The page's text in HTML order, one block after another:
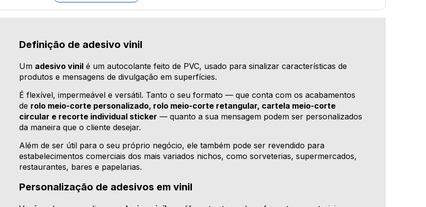
Definição de adesivo vinil
Um adesivo vinil é um autocolante feito de PVC, usado para sinalizar características de
produtos e mensagens de divulgação em superfícies.
É flexível, impermeável e versátil. Tanto o seu formato — que conta com os acabamentos
de rolo meio-corte personalizado, rolo meio-corte retangular, cartela meio-corte
circular e recorte individual sticker — quanto a sua mensagem podem ser personalizados
da maneira que o cliente desejar.
Além de ser útil para o seu próprio negócio, ele também pode ser revendido para
estabelecimentos comerciais dos mais variados nichos, como sorveterias, supermercados,
restaurantes, bares e papelarias.
Personalização de adesivos em vinil